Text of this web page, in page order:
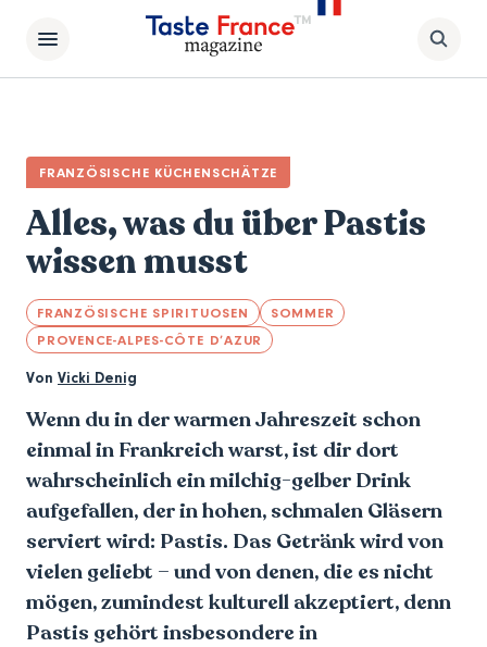
FRANZÖSISCHE KÜCHENSCHÄTZE
Alles, was du über Pastis
wissen musst
FRANZÖSISCHE SPIRITUOSEN
SOMMER
PROVENCE-ALPES-CÔTE D’AZUR
Von Vicki Denig
Wenn du in der warmen Jahreszeit schon
einmal in Frankreich warst, ist dir dort
wahrscheinlich ein milchig-gelber Drink
aufgefallen, der in hohen, schmalen Gläsern
serviert wird: Pastis. Das Getränk wird von
vielen geliebt – und von denen, die es nicht
mögen, zumindest kulturell akzeptiert, denn
Pastis gehört insbesondere in